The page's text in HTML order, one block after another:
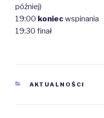
później)
19:00 koniecwspinania
19:30 finał
KATEGORIE
AKTUALNOŚCI